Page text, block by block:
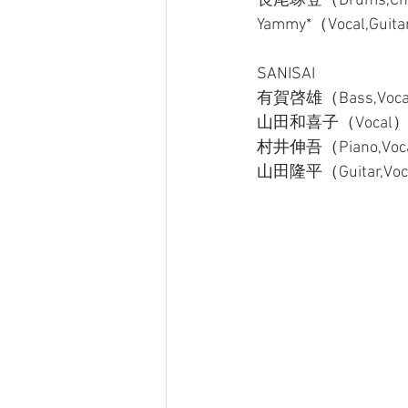
Yammy*（Vocal,Guitar
SANISAI
有賀啓雄（
山田和喜子（Vocal）
村井伸吾（
山田隆平（